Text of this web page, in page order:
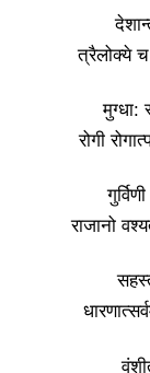
त्रैलोक्ये च
मुग्धा:
रोगी
राजानो